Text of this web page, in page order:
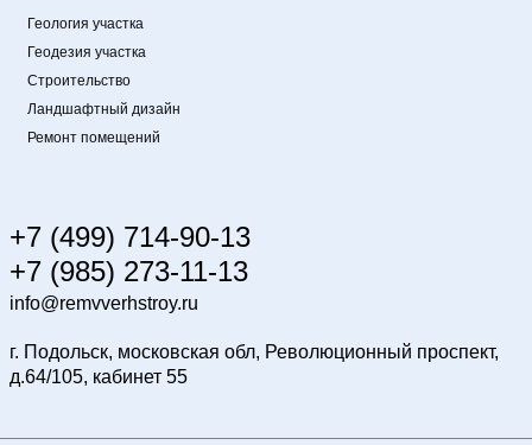
Геология участка
Геодезия участка
Строительство
Ландшафтный дизайн
Ремонт помещений
+7 (499) 714-90-13
+7 (985) 273-11-13
info@remvverhstroy.ru
г. Подольск, московская обл, Революционный проспект,
д.64/105, кабинет 55